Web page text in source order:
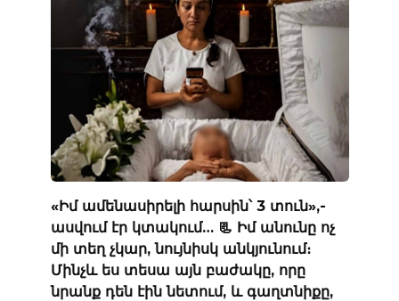
«Իմ ամենասիրելի հարսին՝ 3 տուն»,-
ասվում էր կտակում… 📃 Իմ անունը ոչ
մի տեղ չկար, նույնիսկ անկյունում։
Մինչև ես տեսա այն բաժակը, որը
նրանք դեն էին նետում, և գաղտնիքը,